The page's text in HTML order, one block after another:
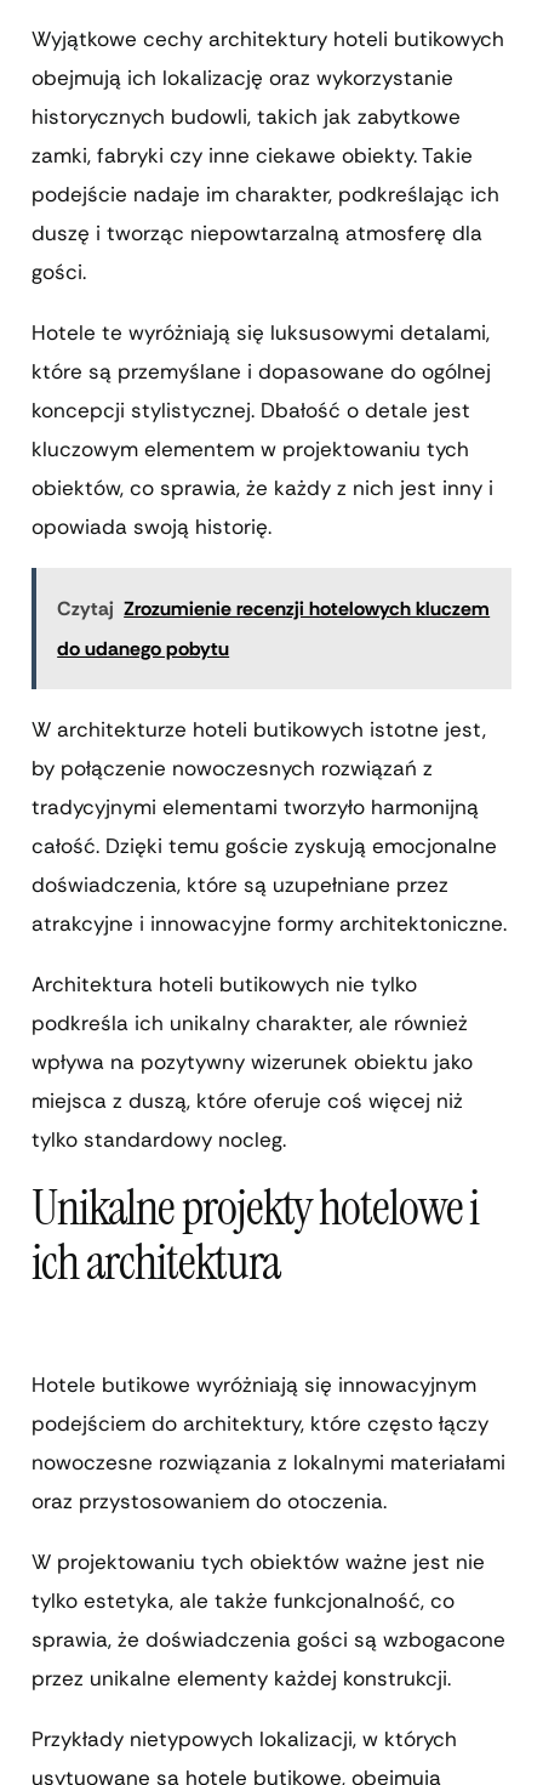
Wyjątkowe cechy architektury hoteli butikowych
obejmują ich lokalizację oraz wykorzystanie
historycznych budowli, takich jak zabytkowe
zamki, fabryki czy inne ciekawe obiekty. Takie
podejście nadaje im charakter, podkreślając ich
duszę i tworząc niepowtarzalną atmosferę dla
gości.
Hotele te wyróżniają się luksusowymi detalami,
które są przemyślane i dopasowane do ogólnej
koncepcji stylistycznej. Dbałość o detale jest
kluczowym elementem w projektowaniu tych
obiektów, co sprawia, że każdy z nich jest inny i
opowiada swoją historię.
Czytaj Zrozumienie recenzji hotelowych kluczem
do udanego pobytu
W architekturze hoteli butikowych istotne jest,
by połączenie nowoczesnych rozwiązań z
tradycyjnymi elementami tworzyło harmonijną
całość. Dzięki temu goście zyskują emocjonalne
doświadczenia, które są uzupełniane przez
atrakcyjne i innowacyjne formy architektoniczne.
Architektura hoteli butikowych nie tylko
podkreśla ich unikalny charakter, ale również
wpływa na pozytywny wizerunek obiektu jako
miejsca z duszą, które oferuje coś więcej niż
tylko standardowy nocleg.
Unikalne projekty hotelowe i
ich architektura
Hotele butikowe wyróżniają się innowacyjnym
podejściem do architektury, które często łączy
nowoczesne rozwiązania z lokalnymi materiałami
oraz przystosowaniem do otoczenia.
W projektowaniu tych obiektów ważne jest nie
tylko estetyka, ale także funkcjonalność, co
sprawia, że doświadczenia gości są wzbogacone
przez unikalne elementy każdej konstrukcji.
Przykłady nietypowych lokalizacji, w których
usytuowane są hotele butikowe, obejmują